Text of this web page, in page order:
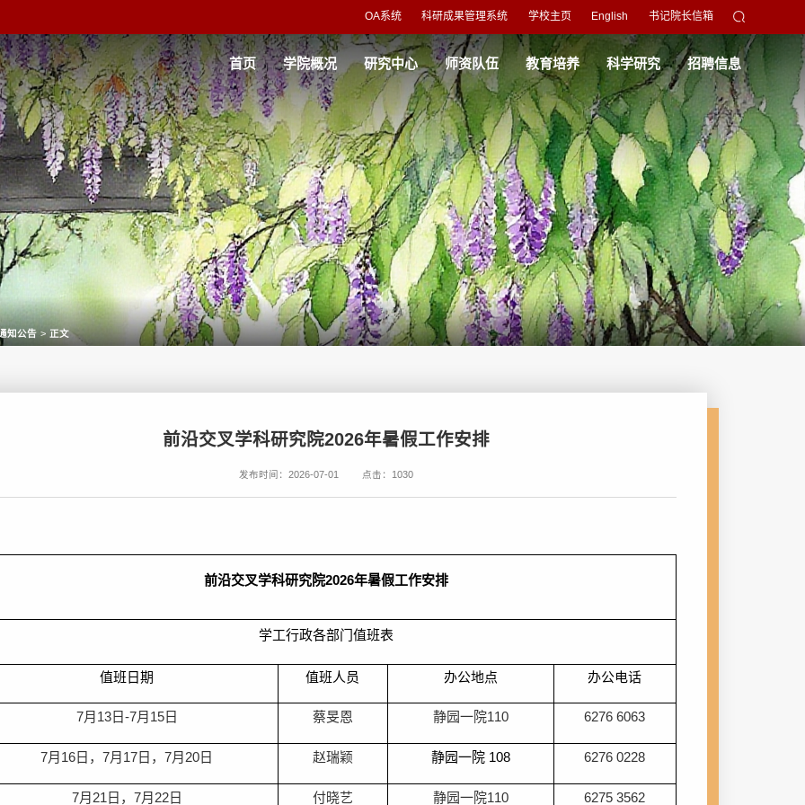
OA系统 科研成果管理系统 学校主页 English 书记院长信箱
首页 学院概况 研究中心 师资队伍 教育培养 科学研究 招聘信息
知公告 > 正文
前沿交叉学科研究院2026年暑假工作安排
发布时间：2026-07-01 点击： 1030
前沿交叉学科研究院2026年暑假工作安排
学工行政各部门值班表
值班日期 值班人员 办公地点 办公电话
7月 13日-7月 15日 蔡旻恩 静园一院110 6276 6063
7月 16日，7月 17日，7月 20日 赵瑞颖 静园一院108 6276 0228
7月 21 日， 7月 22日 付晓艺 静园一院110 6275 3562